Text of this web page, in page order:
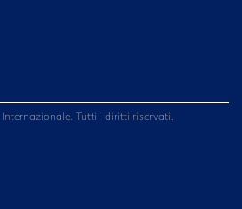
Tutti i diritti riservati.